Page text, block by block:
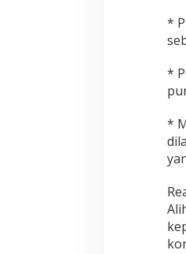
*
*
*